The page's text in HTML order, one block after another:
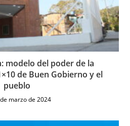
modelo del poder de la
de Buen Gobierno y el
pueblo
marzo de 2024